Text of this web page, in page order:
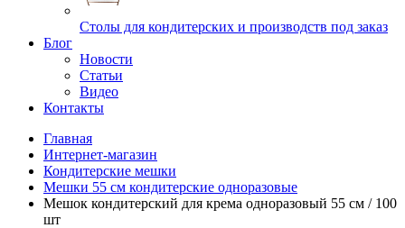
Cтолы для кондитерских и производств под заказ
Блог
Новости
Статьи
Видео
Контакты
Главная
Интернет-магазин
Кондитерские мешки
Мешки 55 см кондитерские одноразовые
Мешок кондитерский для крема одноразовый 55 см / 100
шт